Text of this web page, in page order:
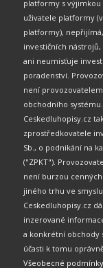
platformy s
uživatele platformy
platformy),
investičních
ani neumisťuje
poradenství.
není
obchodního
Ceskedluhopisy.cz
zprostředkovatele
Sb., o podnikání na
("ZPKT").
není burzou
jiného trhu ve
Ceskedluhopisy.cz
inzerované
a konkrétní obchody
účasti k tomu
Všeobecné